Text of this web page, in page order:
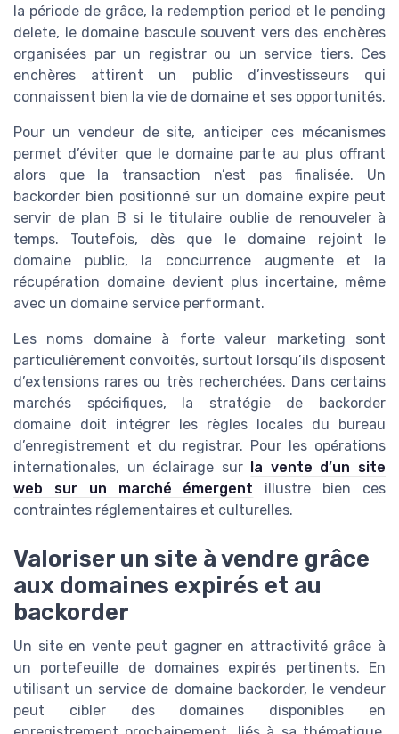
la période de grâce, la redemption period et le pending
delete, le domaine bascule souvent vers des enchères
organisées par un registrar ou un service tiers. Ces
enchères attirent un public d’investisseurs qui
connaissent bien la vie de domaine et ses opportunités.
Pour un vendeur de site, anticiper ces mécanismes
permet d’éviter que le domaine parte au plus offrant
alors que la transaction n’est pas finalisée. Un
backorder bien positionné sur un domaine expire peut
servir de plan B si le titulaire oublie de renouveler à
temps. Toutefois, dès que le domaine rejoint le
domaine public, la concurrence augmente et la
récupération domaine devient plus incertaine, même
avec un domaine service performant.
Les noms domaine à forte valeur marketing sont
particulièrement convoités, surtout lorsqu’ils disposent
d’extensions rares ou très recherchées. Dans certains
marchés spécifiques, la stratégie de backorder
domaine doit intégrer les règles locales du bureau
d’enregistrement et du registrar. Pour les opérations
internationales, un éclairage sur
la vente d’un site
web sur un marché émergent illustre bien ces
contraintes réglementaires et culturelles.
Valoriser un site à vendre grâce
aux domaines expirés et au
backorder
Un site en vente peut gagner en attractivité grâce à
un portefeuille de domaines expirés pertinents. En
utilisant un service de domaine backorder, le vendeur
peut cibler des domaines disponibles en